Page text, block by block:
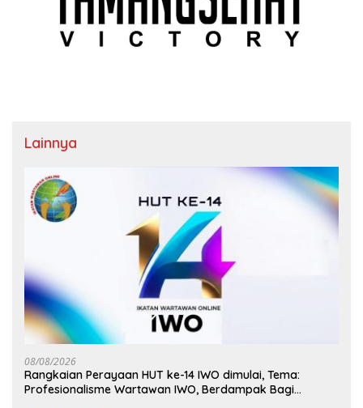
Lainnya
08/08/2026
Rangkaian Perayaan HUT ke-14 IWO dimulai, Tema:
Profesionalisme Wartawan IWO, Berdampak Bagi